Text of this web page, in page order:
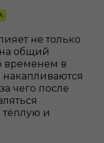
не только
на общий
временем в
чего после
тёплую и